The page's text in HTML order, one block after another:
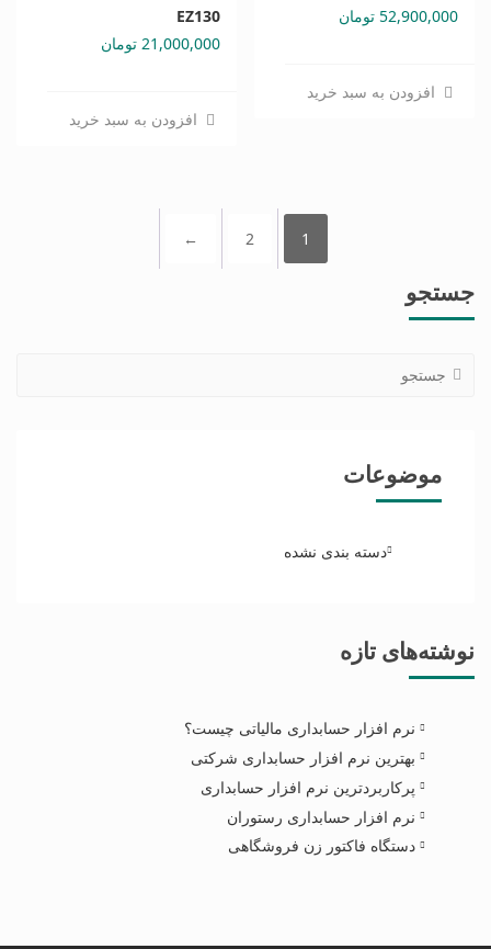
52,900,000 تومان
افزودن به سبد خرید
EZ130
21,000,000 تومان
افزودن به سبد خرید
1
2
←
جستجو
موضوعات
دسته بندی نشده
نوشته‌های تازه
نرم افزار حسابداری مالیاتی چیست؟
بهترین نرم افزار حسابداری شرکتی
پرکاربردترین نرم افزار حسابداری
نرم افزار حسابداری رستوران
دستگاه فاکتور زن فروشگاهی